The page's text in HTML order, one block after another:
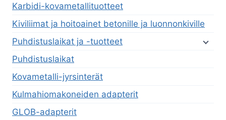
Karbidi-kovametallituotteet
Kiviliimat ja hoitoainet betonille ja luonnonkiville
Puhdistuslaikat ja -tuotteet
Puhdistuslaikat
Kovametalli-jyrsinterät
Kulmahiomakoneiden adapterit
GLOB-adapterit